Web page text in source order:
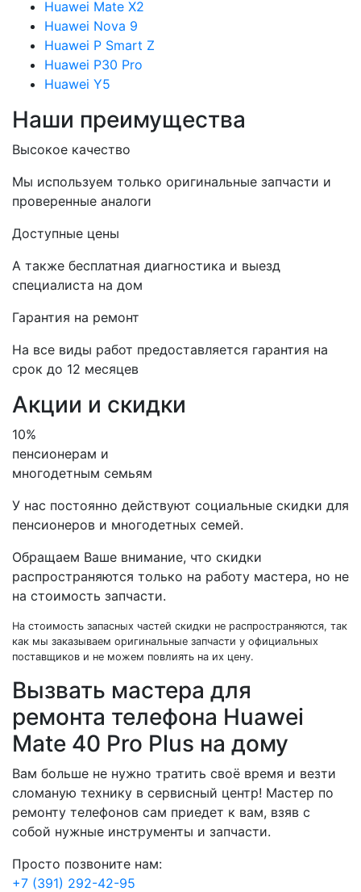
Huawei Mate X2
Huawei Nova 9
Huawei P Smart Z
Huawei P30 Pro
Huawei Y5
Наши преимущества
Высокое качество
Мы используем только оригинальные запчасти и
проверенные аналоги
Доступные цены
А также бесплатная диагностика и выезд
специалиста на дом
Гарантия на ремонт
На все виды работ предоставляется гарантия на
срок до 12 месяцев
Акции и скидки
10%
пенсионерам и
многодетным семьям
У нас постоянно действуют социальные скидки для
пенсионеров и многодетных семей.
Обращаем Ваше внимание, что скидки
распространяются только на работу мастера, но не
на стоимость запчасти.
На стоимость запасных частей скидки не распространяются, так
как мы заказываем оригинальные запчасти у официальных
поставщиков и не можем повлиять на их цену.
Вызвать мастера для
ремонта телефона Huawei
Mate 40 Pro Plus на дому
Вам больше не нужно тратить своё время и везти
сломаную технику в сервисный центр! Мастер по
ремонту телефонов сам приедет к вам, взяв с
собой нужные инструменты и запчасти.
Просто позвоните нам:
+7 (391) 292-42-95